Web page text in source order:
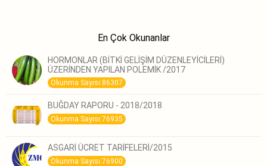
En Çok Okunanlar
HORMONLAR (BİTKİ GELİŞİM DÜZENLEYİCİLERİ)
ÜZERİNDEN YAPILAN POLEMİK /2017
Okunma Sayısı:86307
BUĞDAY RAPORU - 2018/2018
Okunma Sayısı:76935
ASGARİ ÜCRET TARİFELERİ/2015
Okunma Sayısı:76900